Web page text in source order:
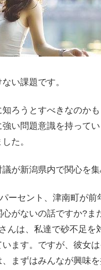
い課題です。
ろうとすべきなのか
い問題意識を持って
た。
が新潟県内で関心を集
ーセント、津南町が
がないの話ですか?
んは、私達で砂不足を
ます。ですが、彼女
まずはみんなが興味を